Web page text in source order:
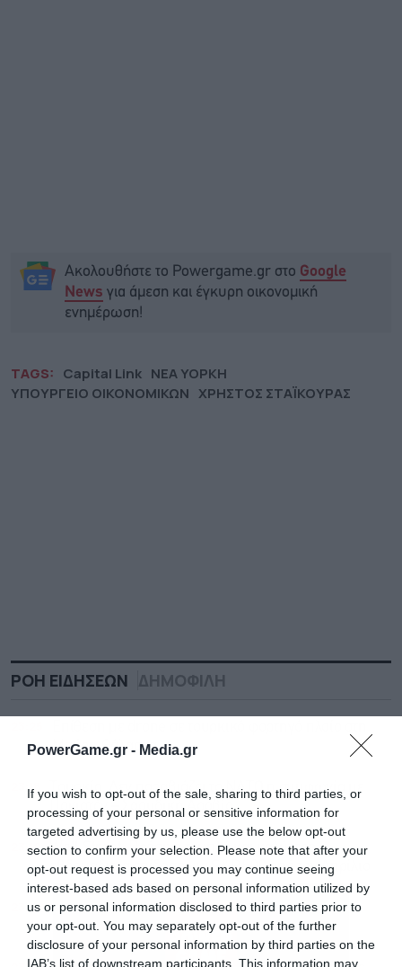
PowerGame.gr - Media.gr
If you wish to opt-out of the sale, sharing to third parties, or
processing of your personal or sensitive information for
targeted advertising by us, please use the below opt-out
section to confirm your selection. Please note that after your
opt-out request is processed you may continue seeing
interest-based ads based on personal information utilized by
us or personal information disclosed to third parties prior to
your opt-out. You may separately opt-out of the further
disclosure of your personal information by third parties on the
IAB’s list of downstream participants. This information may
Ακολουθήστε το Powergame.gr στο Google
News για άμεση και έγκυρη οικονομική
ενημέρωση!
TAGS: Capital Link ΝΕΑ ΥΟΡΚΗ
ΥΠΟΥΡΓΕΙΟ ΟΙΚΟΝΟΜΙΚΩΝ ΧΡΗΣΤΟΣ ΣΤΑΪΚΟΥΡΑΣ
ΡΟΗ ΕΙΔΗΣΕΩΝ ΔΗΜΟΦΙΛΗ
Μαύρη Θάλασσα
23:18
Τουρκία: Δεν παραβιάζει το ΝΑΤΟ η συμφωνία με
Πακιστάν – Σαουδική Αραβία
23:12
Wall Street: Πράσινο ταμπλό και καλύτερη
εβδομαδιαία επίδοση για S&P 500 από τον Απρίλιο
23:08
Πασινιάν (Αρμενία): Προτεραιότητα η ΕΑΟΕ, σε
δεύτερη φάση η ΕΕ